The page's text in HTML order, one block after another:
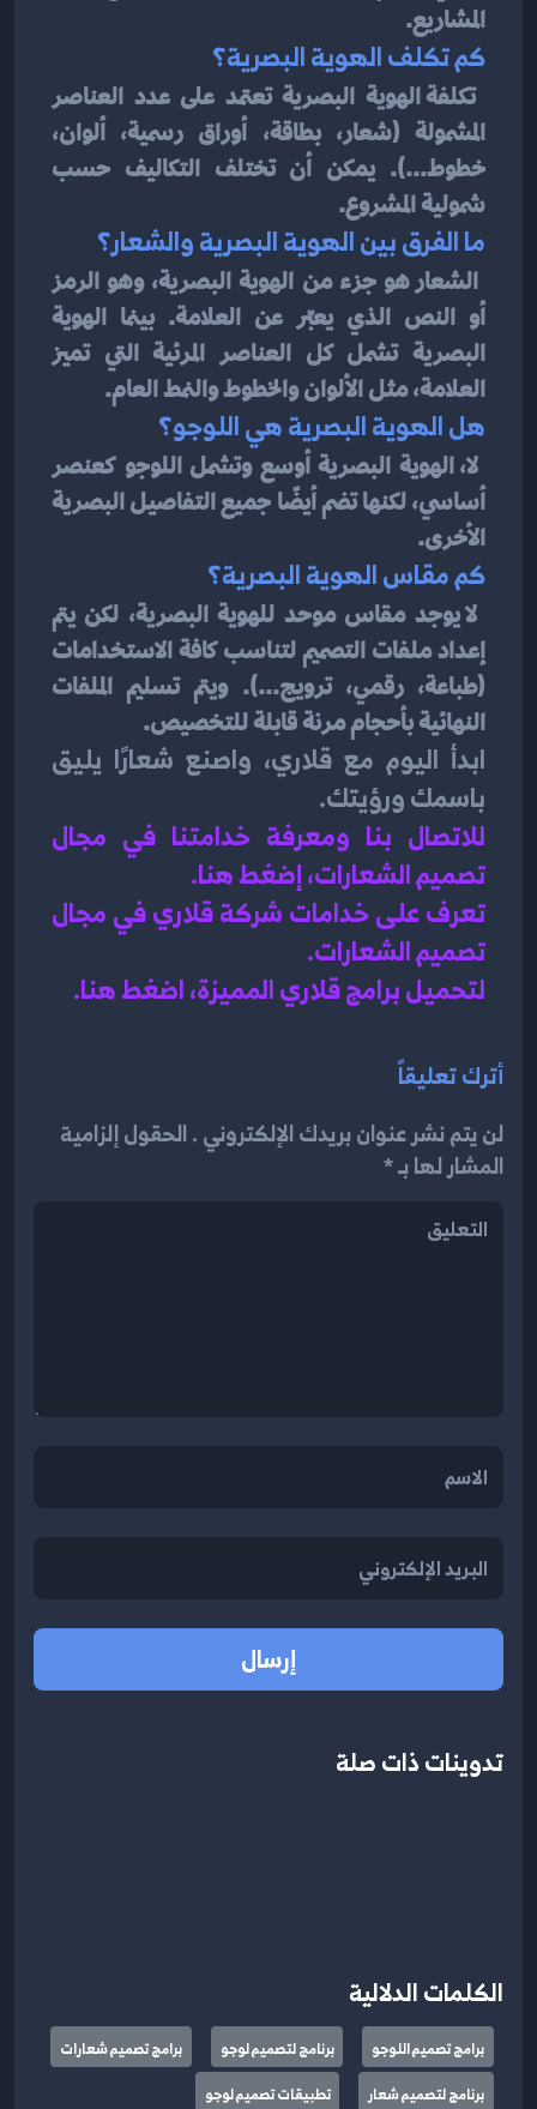
المشاريع.
كم تكلف الهوية البصرية؟
تكلفة الهوية البصرية تعتمد على عدد العناصر
شمولية المشروع.
ما الفرق بين الهوية البصرية والشعار؟
الشعار هو جزء من الهوية البصرية، وهو الرمز
البصرية تشمل كل العناصر المرئية التي تميز
العلامة، مثل الألوان والخطوط والنمط العام.
هل الهوية البصرية هي اللوجو؟
لا، الهوية البصرية أوسع وتشمل اللوجو كعنصر
الأخرى.
كم مقاس الهوية البصرية؟
النهائية بأحجام مرنة قابلة للتخصيص.
باسمك ورؤيتك.
تصميم الشعارات، إضغط هنا.
تصميم الشعارات.
لتحميل برامج قلاري المميزة، اضغط هنا.
أترك تعليقاً
لن يتم نشر عنوان بريدك الإلكتروني . الحقول إلزامية
المشار لها بـ *
إرسال
تدوينات ذات صلة
الكلمات الدلالية
برامج تصميم اللوجو برنامج لتصميم لوجو
برامج تصميم شعارات
برنامج لتصميم شعار
تطبيقات تصميم لوجو